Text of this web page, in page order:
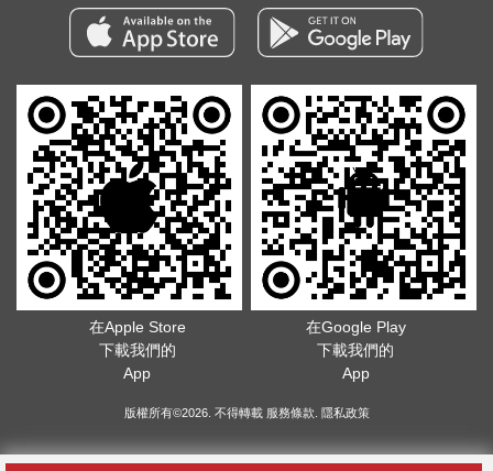
在Apple Store
下載我們的
App
在Google Play
下載我們的
App
版權所有©2026. 不得轉載 服務條款 隱私政策